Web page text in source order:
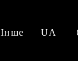
Інше UA